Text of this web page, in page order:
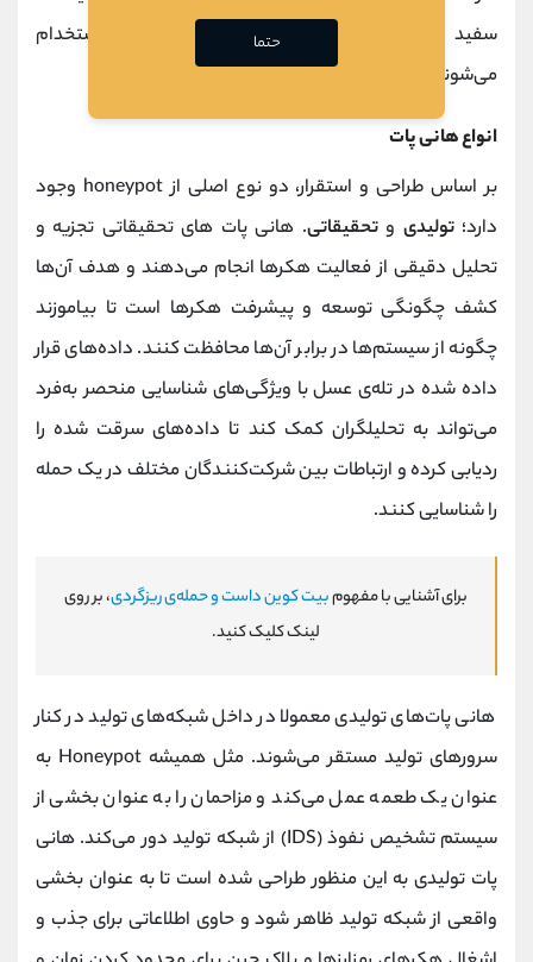
سفید برای شناسایی آسیب‌پذیری‌های یک شبکه استخدام
می‌شوند.
انواع هانی پات
بر اساس طراحی و استقرار، دو نوع اصلی از honeypot وجود
دارد؛تولیدی وتحقیقاتی. هانی‌ پات‌ های تحقیقاتی تجزیه و
تحلیل دقیقی از فعالیت هکرها انجام می‌دهند و هدف آن‌ها
کشف چگونگی توسعه و پیشرفت هکرها است تا بیاموزند
چگونه از سیستم‌ها در برابر آن‌ها محافظت کنند. داده‌های قرار
داده شده در تله‌ی عسل با ویژگی‌های شناسایی منحصر به‌فرد
می‌تواند به تحلیلگران کمک کند تا داده‌های سرقت شده را
ردیابی کرده و ارتباطات بین شرکت‌کنندگان مختلف در یک حمله
را شناسایی کنند.
برای آشنایی با مفهومبیت کوین داست و حمله‌ی ریزگردی، بر روی
لینک کلیک کنید.
هانی پات‌های تولیدی معمولا در داخل شبکه‌های تولید در کنار
سرورهای تولید مستقر می‌شوند. مثل همیشه Honeypot به
عنوان یک طعمه عمل می‌کند و مزاحمان را به عنوان بخشی از
سیستم تشخیص نفوذ (IDS) از شبکه تولید دور می‌کند. هانی
پات تولیدی به این منظور طراحی شده است تا به عنوان بخشی
واقعی از شبکه‌ تولید ظاهر شود و حاوی اطلاعاتی برای جذب و
حتما